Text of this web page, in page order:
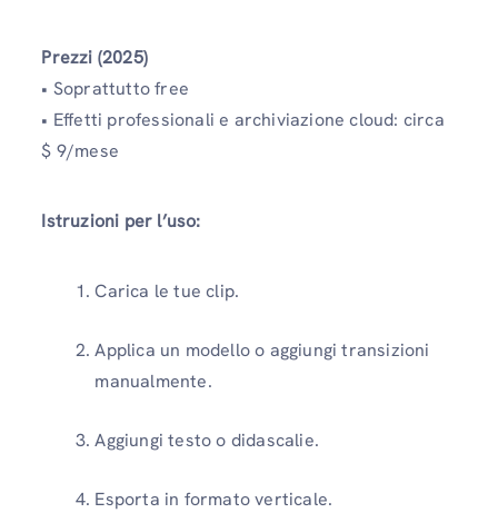
Prezzi (2025)
• Soprattutto free
• Effetti professionali e archiviazione cloud: circa
$ 9/mese
Istruzioni per l’uso:
Carica le tue clip.
Applica un modello o aggiungi transizioni
manualmente.
Aggiungi testo o didascalie.
Esporta in formato verticale.